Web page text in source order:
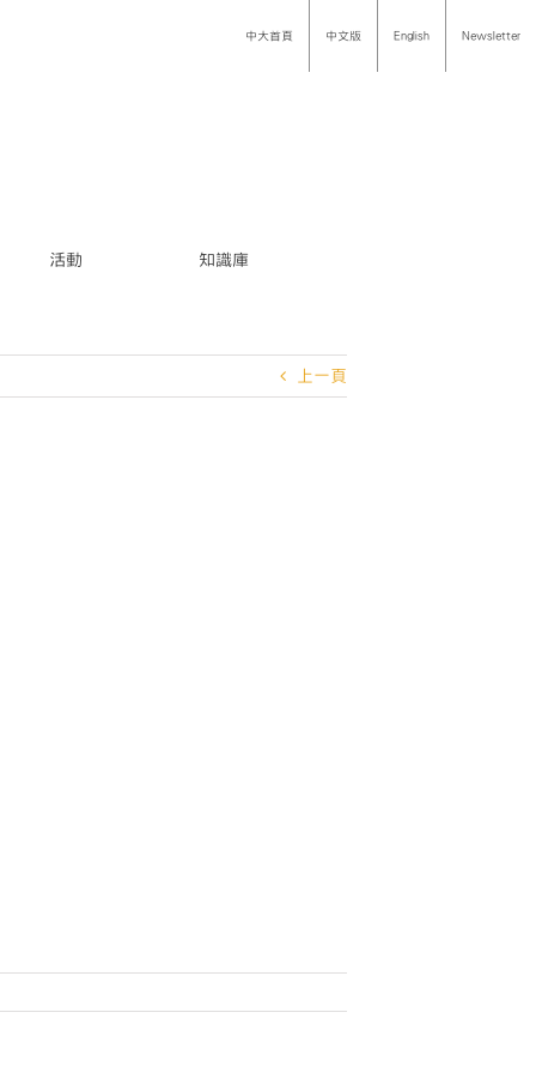
中大首頁 中文版 English Newsletter
活動 知識庫
上一頁